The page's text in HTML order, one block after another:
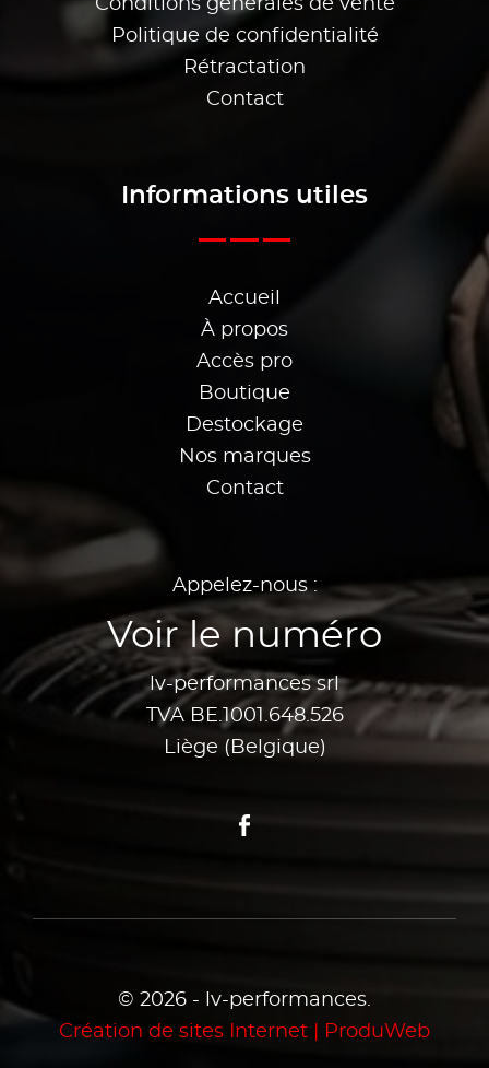
Conditions générales de vente
Politique de confidentialité
Rétractation
Contact
Informations utiles
Accueil
À propos
Accès pro
Boutique
Destockage
Nos marques
Contact
Appelez-nous :
Voir le numéro
lv-performances srl
TVA BE.1001.648.526
Liège (Belgique)
© 2026 - lv-performances.
Création de sites Internet | ProduWeb